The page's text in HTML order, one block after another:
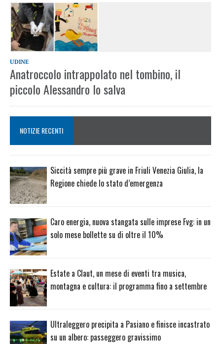
UDINE
Anatroccolo intrappolato nel tombino, il
piccolo Alessandro lo salva
NOTIZIE RECENTI
Siccità sempre più grave in Friuli Venezia Giulia, la
Regione chiede lo stato d’emergenza
Caro energia, nuova stangata sulle imprese Fvg: in un
solo mese bollette su di oltre il 10%
Estate a Claut, un mese di eventi tra musica,
montagna e cultura: il programma fino a settembre
Ultraleggero precipita a Pasiano e finisce incastrato
su un albero: passeggero gravissimo